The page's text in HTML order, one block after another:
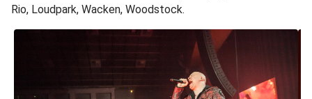
Rio, Loudpark, Wacken, Woodstock.